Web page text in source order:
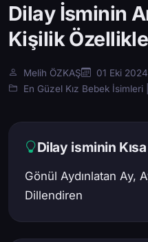
Dilay İsminin
Kişilik
Melih ÖZKAŞ 01 Eki 2024
En Güzel Kız Bebek
Dilay isminin
Gönül Aydınlatan Ay,
Dillendiren